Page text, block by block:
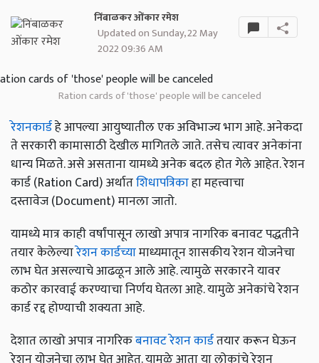
निंबाळकर ओंकार रमेश
Updated on Sunday, 22 May
2022 09:36 AM
Ration cards of 'those' people will be canceled
रेशनकार्डहे आपल्या आयुष्यातील एक अविभाज्य भाग आहे. अनेकदा
ते सरकारी कामासाठी देखील मागितले जाते. तसेच त्यावर अनेकांना
धान्य मिळते. असे असताना यामध्ये अनेक बदल होत गेले आहेत. रेशन
कार्ड (Ration Card) अर्थातशिधापत्रिकाहा महत्त्वाचा
दस्तावेज (Document) मानला जातो.
यामध्ये मात्र काही वर्षांपासून लाखो अपात्र नागरिक बनावट पद्धतीने
तयार केलेल्यारेशन कार्डच्यामाध्यमातून शासकीय रेशन योजनेचा
लाभ घेत असल्याचे आढळून आले आहे. त्यामुळे सरकारने यावर
कठोर कारवाई करण्याचा निर्णय घेतला आहे. यामुळे अनेकांचे रेशन
कार्ड रद्द होण्याची शक्यता आहे.
देशात लाखो अपात्र नागरिकबनावट रेशन कार्डतयार करून घेऊन